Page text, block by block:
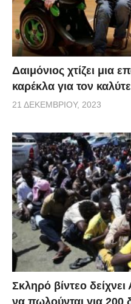
Δαιμόνιος χτίζει μια
καρέκλα για τον
21 ΔΕΚΕΜΒΡΊΟΥ, 2023
Σκληρό βίντεο